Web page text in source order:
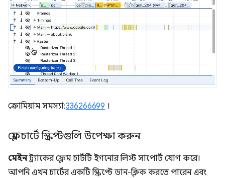
ক্রোমিয়াম সমস্যা:336266699 ।
ফ্লেম চার্টে স্ক্রিপ্টগুলি উপেক্ষা করুন
মেইনট্র্যাকের ফ্লেম চার্টটি ইগনোর লিস্ট সাপোর্ট যোগ করে।
আপনি এখন চার্টের একটি স্ক্রিপ্টে ডান-ক্লিক করতে পারেন এবং